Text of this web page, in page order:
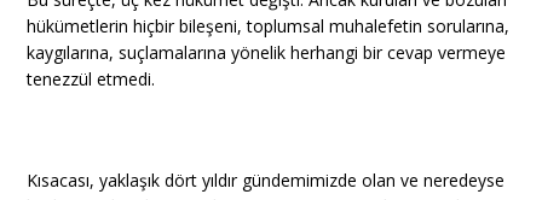
hükümetlerin hiçbir bileşeni, toplumsal muhalefetin sorularına,
kaygılarına, suçlamalarına yönelik herhangi bir cevap vermeye
tenezzül etmedi.
Kısacası, yaklaşık dört yıldır gündemimizde olan ve neredeyse